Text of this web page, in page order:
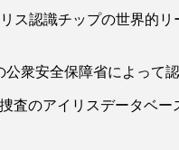
ス認識チップの世界的
衆安全保障省によって
査のアイリスデータベ